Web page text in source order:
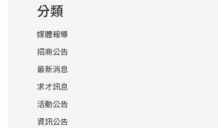
分類
媒體報導
招商公告
最新消息
求才訊息
活動公告
資訊公告